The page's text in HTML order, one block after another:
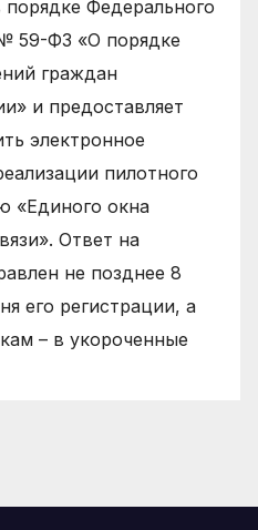
Федерального
59-ФЗ «О порядке
граждан
и предоставляет
электронное
пилотного
«Единого окна
Ответ на
не позднее 8
его регистрации, а
– в укороченные